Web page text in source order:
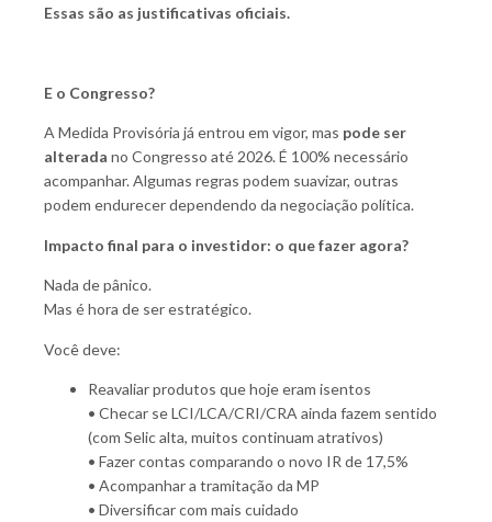
Essas são as justificativas oficiais.
E o Congresso?
A Medida Provisória já entrou em vigor, mas pode ser
alterada no Congresso até 2026. É 100% necessário
acompanhar. Algumas regras podem suavizar, outras
podem endurecer dependendo da negociação política.
Impacto final para o investidor: o que fazer agora?
Nada de pânico.
Mas é hora de ser estratégico.
Você deve:
Reavaliar produtos que hoje eram isentos
• Checar se LCI/LCA/CRI/CRA ainda fazem sentido
(com Selic alta, muitos continuam atrativos)
• Fazer contas comparando o novo IR de 17,5%
• Acompanhar a tramitação da MP
• Diversificar com mais cuidado